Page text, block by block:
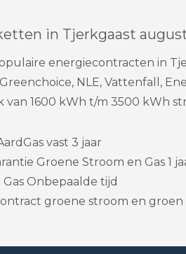
in Tjerkgaast
energiecontracten in
NLE, Vattenfall,
1600 kWh t/m 3500 kWh
vast 3 jaar
Groene Stroom en Gas 1
Onbepaalde tijd
groene stroom en groen